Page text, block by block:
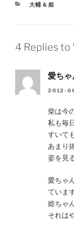
CATEGORIES
大輔＆姫
4 Replies to
愛ちゃ
2012-
柴は今
私も毎
すいて
あまり
姿を見
愛ちゃ
ていま
姫ちゃ
それは